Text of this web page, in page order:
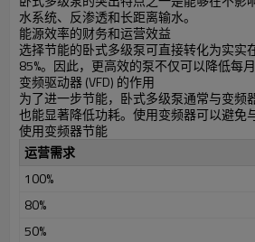
水系统、反渗透和长距离输水。
能源效率的财务和运营效益
选择节能的卧式多级泵可直接转化为实
85%。因此，更高效的泵不仅可以降低每
变频驱动器 (VFD) 的作用
为了进一步节能，卧式多级泵通常与变频
也能显著降低功耗。使用变频器可以避免
使用变频器节能
运营需求
100%
80%
50%